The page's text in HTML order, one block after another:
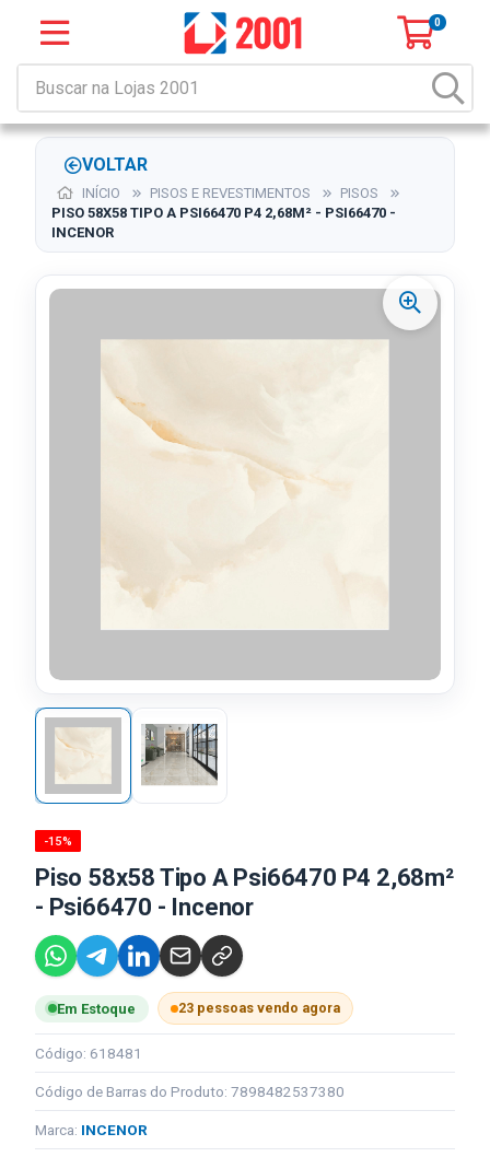
0
VOLTAR
INÍCIO PISOS E REVESTIMENTOS
PISOS
PISO 58X58 TIPO A PSI66470 P4 2,68M² - PSI66470 -
INCENOR
-15%
Piso 58x58 Tipo A Psi66470 P4 2,68m²
- Psi66470 - Incenor
Em Estoque 23 pessoas vendo agora
Código: 618481
Código de Barras do Produto: 7898482537380
Marca: INCENOR